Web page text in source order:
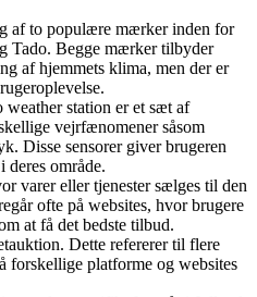
af to populære mærker inden for
Tado. Begge mærker tilbyder
af hjemmets klima, men der er
weather station er et sæt af
vejrfænomener såsom
Disse sensorer giver brugeren
deres område.
varer eller tjenester sælges til den
ofte på websites, hvor brugere
at få det bedste tilbud.
Dette refererer til flere
forskellige platforme og websites